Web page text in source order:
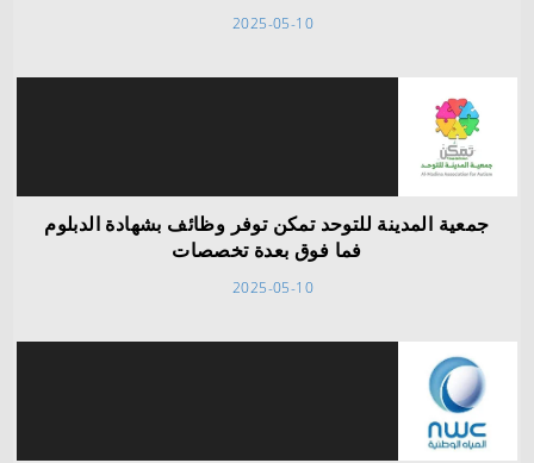
2025-05-10
جمعية المدينة للتوحد تمكن توفر وظائف بشهادة الدبلوم
فما فوق بعدة تخصصات
2025-05-10